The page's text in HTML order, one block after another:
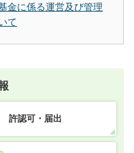
金に係る運営及び管理
て
許認可・届出